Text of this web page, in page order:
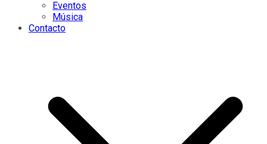
Eventos
Música
Contacto